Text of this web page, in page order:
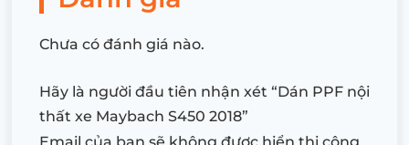
Chưa có đánh giá nào.
Hãy là người đầu tiên nhận xét “Dán PPF nội
thất xe Maybach S450 2018”
Email của bạn sẽ không được hiển thị công